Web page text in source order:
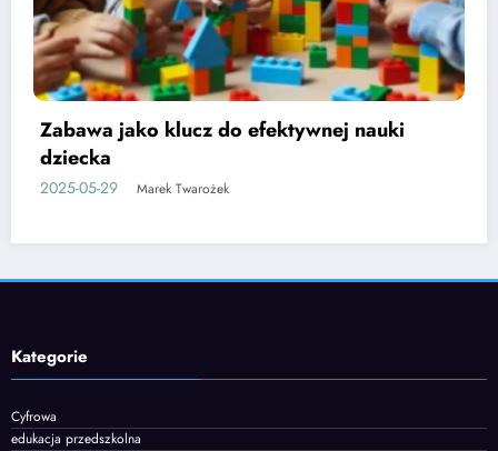
Etapy rozwoju mowy u dzieci i jak je
wspierać
2025-06-05 Marek Twarożek
Kategorie
Cyfrowa
edukacja przedszkolna